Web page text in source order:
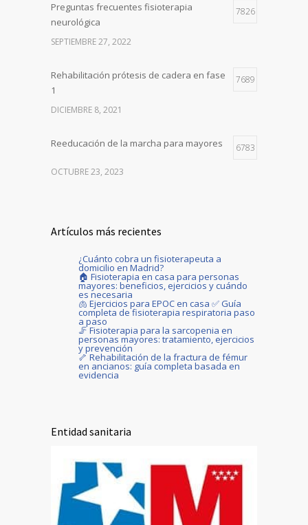
Preguntas frecuentes fisioterapia
neurológica
7826
SEPTIEMBRE 27, 2022
Rehabilitación prótesis de cadera en fase
1
7689
DICIEMBRE 8, 2021
Reeducación de la marcha para mayores 6783
OCTUBRE 23, 2023
Artículos más recientes
¿Cuánto cobra un fisioterapeuta a
domicilio en Madrid?
🏠 Fisioterapia en casa para personas
mayores: beneficios, ejercicios y cuándo
es necesaria
🫁 Ejercicios para EPOC en casa ✅ Guía
completa de fisioterapia respiratoria paso
a paso
🦵 Fisioterapia para la sarcopenia en
personas mayores: tratamiento, ejercicios
y prevención
🦴 Rehabilitación de la fractura de fémur
en ancianos: guía completa basada en
evidencia
Entidad sanitaria